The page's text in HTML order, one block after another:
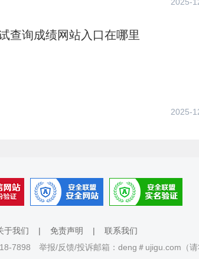
查询成绩网站入口在哪里
2025-
于我们 | 免责声明 | 联系我们
7898 举报/反馈/投诉邮箱：deng＃ujigu.com（请